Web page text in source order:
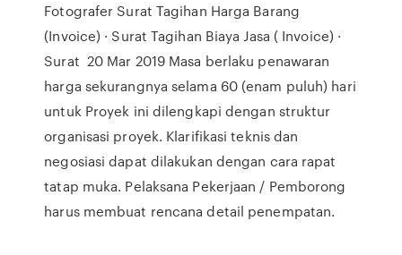
Fotografer Surat Tagihan Harga Barang
(Invoice) · Surat Tagihan Biaya Jasa ( Invoice) ·
Surat 20 Mar 2019 Masa berlaku penawaran
harga sekurangnya selama 60 (enam puluh) hari
untuk Proyek ini dilengkapi dengan struktur
organisasi proyek. Klarifikasi teknis dan
negosiasi dapat dilakukan dengan cara rapat
tatap muka. Pelaksana Pekerjaan / Pemborong
harus membuat rencana detail penempatan.